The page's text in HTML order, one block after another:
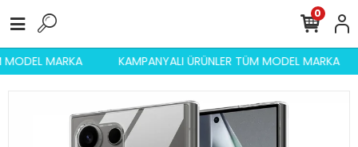
MODEL MARKA KAMPANYALI ÜRÜNLER TÜM MODEL MARKA
0